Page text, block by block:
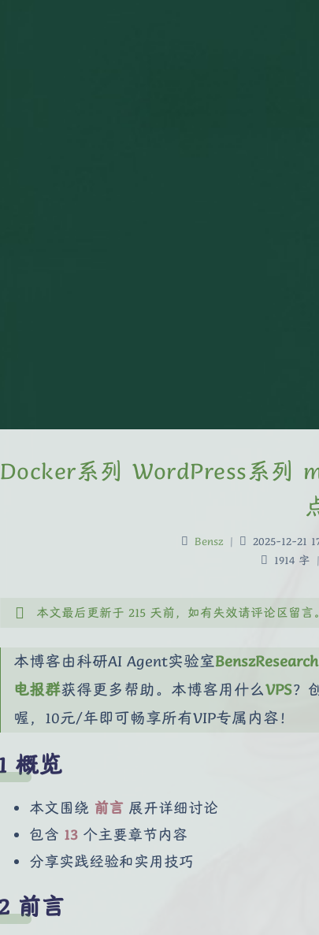
Docker系列 WordPress系列
Bensz | 2025-12-21
1914 字 |
本文最后更新于 215 天前，如有失效请评论区留言。
本博客由科研AI Agent实验室BenszResearch
电报群获得更多帮助。本博客用什么VPS？
喔，10元/年即可畅享所有VIP专属内容！
概览
本文围绕 前言 展开详细讨论
包含 13 个主要章节内容
分享实践经验和实用技巧
前言